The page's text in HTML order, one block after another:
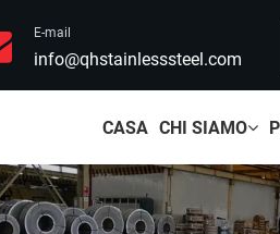
E-mail
info@qhstainlesssteel.com
CASA CHI SIAMO